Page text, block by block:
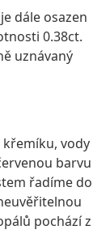
dále osazen
0.38ct.
uznávaný
křemíku, vody
barvu
řadíme do
pochází z